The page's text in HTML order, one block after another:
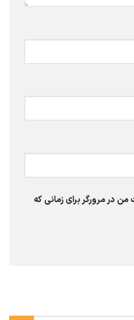
در مرورگر برای زمانی که